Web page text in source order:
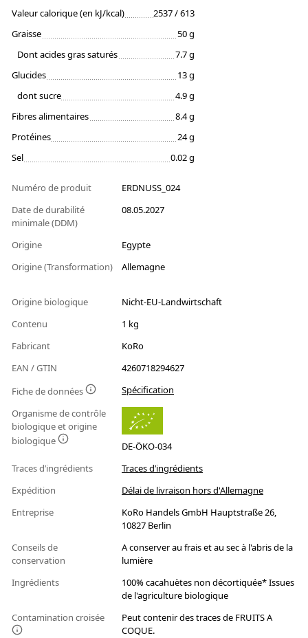
Valeur calorique (en kJ/kcal)
2537 / 613
Graisse
50 g
Dont acides gras saturés
7.7 g
Glucides
13 g
dont sucre
4.9 g
Fibres alimentaires
8.4 g
Protéines
24 g
Sel
0.02 g
Numéro de produit
ERDNUSS_024
Date de durabilité
minimale (DDM)
08.05.2027
Origine
Egypte
Origine (Transformation)
Allemagne
Origine biologique
Nicht-EU-Landwirtschaft
Contenu
1 kg
Fabricant
KoRo
EAN / GTIN
4260718294627
Fiche de données
Spécification
Organisme de contrôle
biologique et origine
biologique
DE-ÖKO-034
Traces d’ingrédients
Traces d’ingrédients
Expédition
Délai de livraison hors d'Allemagne
Entreprise
KoRo Handels GmbH Hauptstraße 26,
10827 Berlin
Conseils de
conservation
A conserver au frais et au sec à l'abris de la
lumière
Ingrédients
100% cacahuètes non décortiquée* Issues
de l'agriculture biologique
Contamination croisée
Peut contenir des traces de FRUITS A
COQUE.